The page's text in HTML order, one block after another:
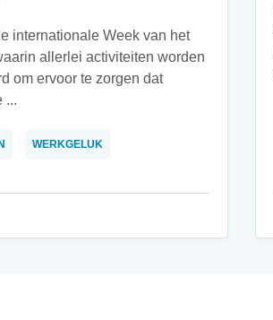
internationale Week van het
allerlei activiteiten worden
om ervoor te zorgen dat
...
WERKGELUK